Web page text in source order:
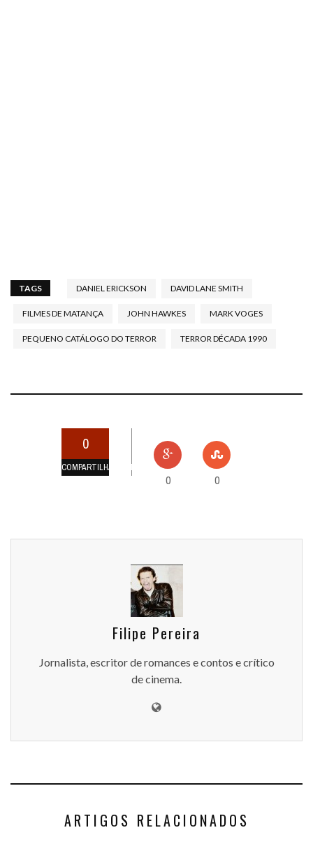
TAGS DANIEL ERICKSON DAVID LANE SMITH
FILMES DE MATANÇA JOHN HAWKES MARK VOGES
PEQUENO CATÁLOGO DO TERROR TERROR DÉCADA 1990
0
COMPARTILHAMENTOS
0 0
Filipe Pereira
Jornalista, escritor de romances e contos e crítico
de cinema.
ARTIGOS RELACIONADOS